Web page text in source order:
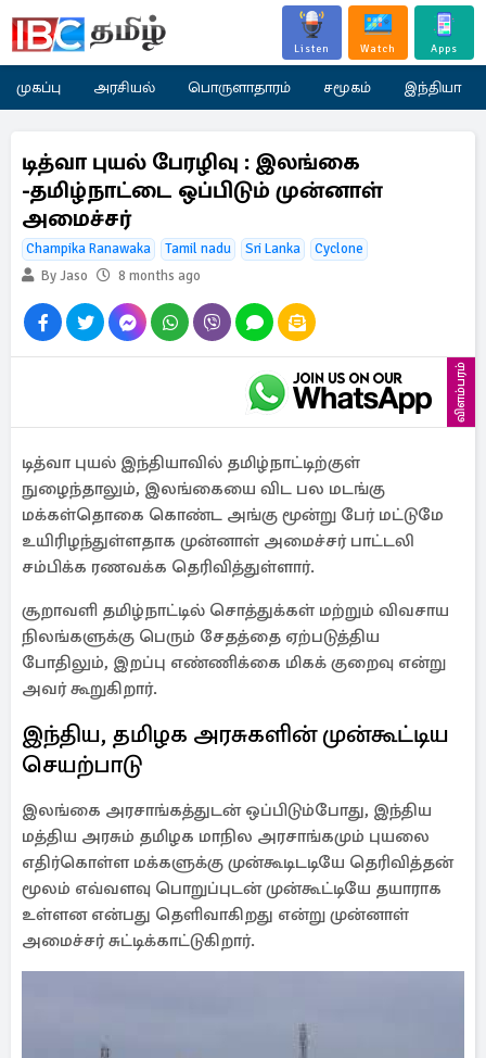
Listen Watch Apps
முகப்பு அரசியல் பொருளாதாரம் சமூகம் இந்தியா
டித்வா புயல் பேரழிவு : இலங்கை
-தமிழ்நாட்டை ஒப்பிடும் முன்னாள்
அமைச்சர்
Champika Ranawaka Tamil nadu Sri Lanka
Cyclone
By Jaso
8 months ago
விளம்பரம்
டித்வா புயல் இந்தியாவில் தமிழ்நாட்டிற்குள்
நுழைந்தாலும், இலங்கையை விட பல மடங்கு
மக்கள்தொகை கொண்ட அங்கு மூன்று பேர் மட்டுமே
உயிரிழந்துள்ளதாக முன்னாள் அமைச்சர் பாட்டலி
சம்பிக்க ரணவக்க தெரிவித்துள்ளார்.
சூறாவளி தமிழ்நாட்டில் சொத்துக்கள் மற்றும் விவசாய
நிலங்களுக்கு பெரும் சேதத்தை ஏற்படுத்திய
போதிலும், இறப்பு எண்ணிக்கை மிகக் குறைவு என்று
அவர் கூறுகிறார்.
இந்திய, தமிழக அரசுகளின் முன்கூட்டிய
செயற்பாடு
இலங்கை அரசாங்கத்துடன் ஒப்பிடும்போது, ​​இந்திய
மத்திய அரசும் தமிழக மாநில அரசாங்கமும் புயலை
எதிர்கொள்ள மக்களுக்கு முன்கூடிடடியே தெரிவித்தன்
மூலம் எவ்வளவு பொறுப்புடன் முன்கூட்டியே தயாராக
உள்ளன என்பது தெளிவாகிறது என்று முன்னாள்
அமைச்சர் சுட்டிக்காட்டுகிறார்.